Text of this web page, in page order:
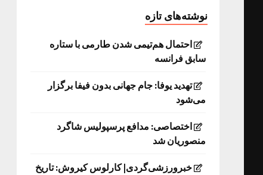
نوشته‌های تازه
احتمال هم‌تیمی شدن طارمی با ستاره
سابق فرانسه
تهدید یوفا: جام جهانی بدون فیفا برگزار
می‌شود
اختصاصی: مدافع پرسپولیس شاگرد
منصوریان شد
خبرورزشی‌گردی| کارلوس کیروش: تاریخ